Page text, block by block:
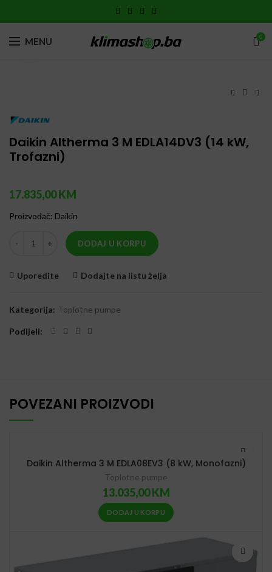
MENU 0
Daikin Altherma 3 M EDLA14DV3 (14 kW,
Trofazni)
17.835,00KM
Proizvođač: Daikin
Daikin Altherma 3 M EDLA14DV3 (14 kW, Trofazni) količina
DODAJ U KORPU
Uporedite Dodajte na listu želja
Kategorija: Toplotne pumpe
Podijeli
POVEZANI PROIZVODI
Daikin Altherma 3 M EDLA08EV3 (8 kW, Monofazni)
Toplotne pumpe
13.035,00KM
DODAJ U KORPU